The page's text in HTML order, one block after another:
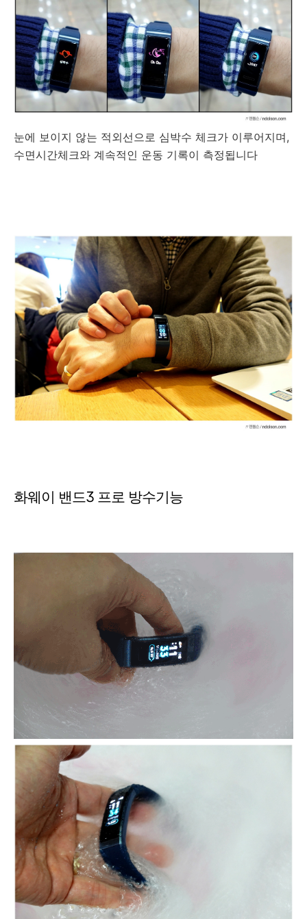
눈에 보이지 않는 적외선으로 심박수 체크가 이루어지며,
수면시간체크와 계속적인 운동 기록이 측정됩니다
화웨이 밴드3 프로 방수기능